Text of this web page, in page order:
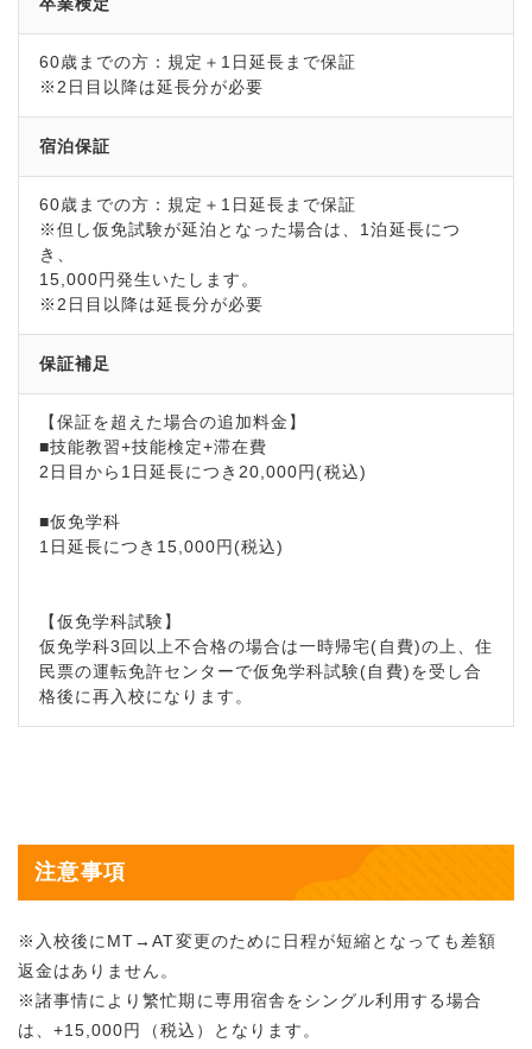
60歳までの方：規定＋1日延長まで保証
※2日目以降は延長分が必要
宿泊保証
60歳までの方：規定＋1日延長まで保証
※但し仮免試験が延泊となった場合は、1泊延長につ
き、
15,000円発生いたします。
※2日目以降は延長分が必要
保証補足
【保証を超えた場合の追加料金】
■技能教習+技能検定+滞在費
2日目から1日延長につき20,000円(税込)
■仮免学科
1日延長につき15,000円(税込)
【仮免学科試験】
仮免学科3回以上不合格の場合は一時帰宅(自費)の上、住
民票の運転免許センターで仮免学科試験(自費)を受し合
格後に再入校になります。
注意事項
※入校後にMT→AT変更のために日程が短縮となっても差額
返金はありません。
※諸事情により繁忙期に専用宿舎をシングル利用する場合
は、+15,000円（税込）となります。